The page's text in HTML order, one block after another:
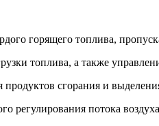
горящего топлива,
топлива, а также
продуктов сгорания и
регулирования потока